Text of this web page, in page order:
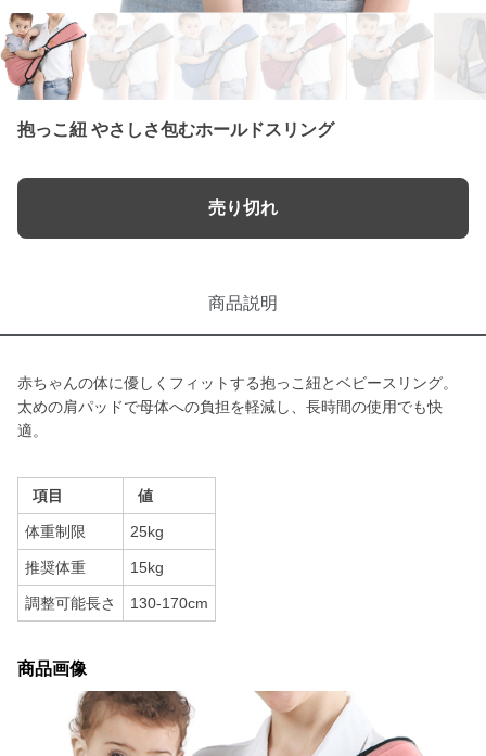
抱っこ紐 やさしさ包むホールドスリング
売り切れ
商品説明
赤ちゃんの体に優しくフィットする抱っこ紐とベビースリング。
太めの肩パッドで母体への負担を軽減し、長時間の使用でも快
適。
項目 値
体重制限 25kg
推奨体重 15kg
調整可能長さ 130-170cm
商品画像